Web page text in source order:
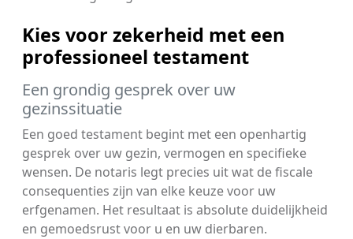
Kies voor zekerheid met een
professioneel testament
Een grondig gesprek over uw
gezinssituatie
Een goed testament begint met een openhartig
gesprek over uw gezin, vermogen en specifieke
wensen. De notaris legt precies uit wat de fiscale
consequenties zijn van elke keuze voor uw
erfgenamen. Het resultaat is absolute duidelijkheid
en gemoedsrust voor u en uw dierbaren.